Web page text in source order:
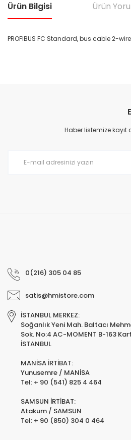
Ürün Bilgisi Ürün
PROFIBUS FC Standard, bus cable 2-
Ürün resmi kalitesiz, bozuk veya
Ürün açıklamasında eksik bilgiler
Haber listemize
0(216) 305 04 85
satis@hmistore.com
İSTANBUL MERKEZ:
Soğanlık Yeni Mah. Baltacı
Sok. No:4 AC-MOMENT B-163
İSTANBUL
MANİSA İRTİBAT:
Yunusemre / MANİSA
Tel: + 90 (541) 825 4 464
SAMSUN İRTİBAT:
Atakum / SAMSUN
Tel: + 90 (850) 304 0 464